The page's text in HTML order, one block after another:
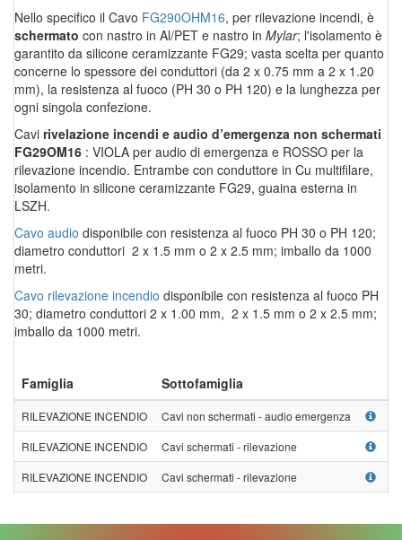
Nello specifico il Cavo FG290OHM16, per rilevazione incendi, è
schermato con nastro in Al/PET e nastro in Mylar; l'isolamento è
garantito da silicone ceramizzante FG29; vasta scelta per quanto
concerne lo spessore dei conduttori (da 2 x 0.75 mm a 2 x 1.20
mm), la resistenza al fuoco (PH 30 o PH 120) e la lunghezza per
ogni singola confezione.
Cavi rivelazione incendi e audio d’emergenza non schermati
FG29OM16 : VIOLA per audio di emergenza e ROSSO per la
rilevazione incendio. Entrambe con conduttore in Cu multifilare,
isolamento in silicone ceramizzante FG29, guaina esterna in
LSZH.
Cavo audio disponibile con resistenza al fuoco PH 30 o PH 120;
diametro conduttori 2 x 1.5 mm o 2 x 2.5 mm; imballo da 1000
metri.
Cavo rilevazione incendio disponibile con resistenza al fuoco PH
30; diametro conduttori 2 x 1.00 mm, 2 x 1.5 mm o 2 x 2.5 mm;
imballo da 1000 metri.
Famiglia Sottofamiglia
RILEVAZIONE INCENDIO Cavi non schermati - audio emergenza
RILEVAZIONE INCENDIO
Cavi schermati - rilevazione
RILEVAZIONE INCENDIO
Cavi schermati - rilevazione